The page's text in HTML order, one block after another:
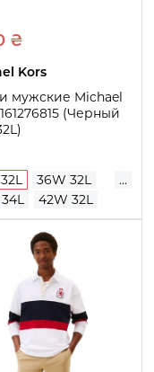
₴
Kors
мужские Michael
(Черный
36W 32L
42W 32L
...